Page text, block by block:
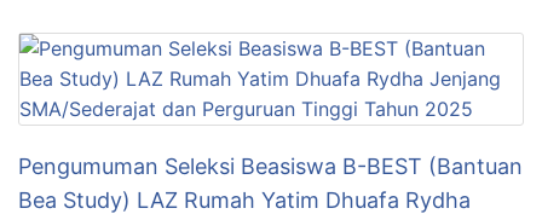
Pengumuman Seleksi Beasiswa B-BEST (Bantuan
Bea Study) LAZ Rumah Yatim Dhuafa Rydha